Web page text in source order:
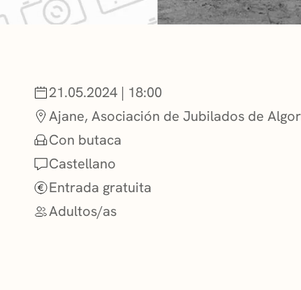
NOTICIAS
ASOCIACIONES
21.05.2024 | 18:00
Ajane, Asociación de Jubilados de
Con butaca
Castellano
Entrada gratuita
Adultos/as